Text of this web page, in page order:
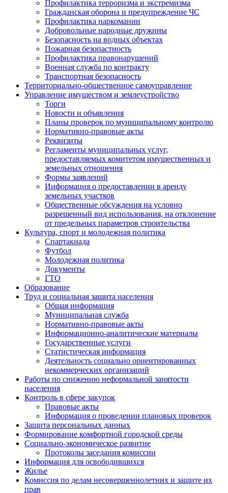
Профилактика терроризма и экстремизма
Гражданская оборона и предупреждение ЧС
Профилактика наркомании
Добровольные народные дружины
Безопасность на водных объектах
Пожарная безопастность
Профилактика правонарушений
Военная служба по контракту
Транспортная безопасность
Территориально-общественное самоуправление
Управление имуществом и землеустройство
Торги
Новости и объявления
Планы проверок по муниципальному контролю
Нормативно-правовые акты
Реквизиты
Регламенты муниципальных услуг,
предоставляемых комитетом имущественных и
земельных отношения
Формы заявлений
Информация о предоставлении в аренду
земельных участков
Общественные обсуждения на условно
разрешенный вид использования, на отклонение
от предельных параметров строительства
Культура, спорт и молодежная политика
Спартакиада
Футбол
Молодежная политика
Документы
ГТО
Образование
Труд и социальная защита населения
Общая информация
Муниципальная служба
Нормативно-правовые акты
Информационно-аналитические материалы
Государственные услуги
Статистическая информация
Деятельность социально ориентированных
некоммерческих организаций
Работы по снижению неформальной занятости
населения
Контроль в сфере закупок
Правовые акты
Информация о проведении плановых проверок
Защита персональных данных
Формирование комфортной городской среды
Социально-экономическое развитие
Протоколы заседания комиссии
Информация для освободившихся
Жилье
Комиссия по делам несовершеннолетних и защите их
прав